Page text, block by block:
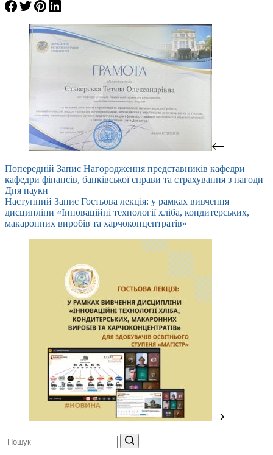
Попередній Запис Нагородження представників кафедри
кафедри фінансів, банківської справи та страхування з нагоди
Дня науки
Наступний Запис Гостьова лекція: у рамках вивчення
дисципліни «Інноваційні технології хліба, кондитерських,
макаронних виробів та харчоконцентратів»